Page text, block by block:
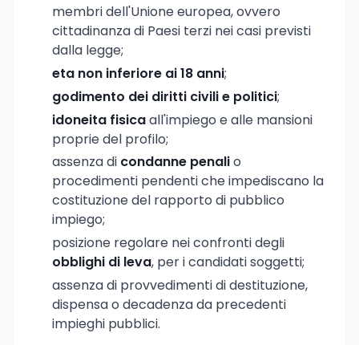
membri dell'Unione europea, ovvero
cittadinanza di Paesi terzi nei casi previsti
dalla legge;
eta non inferiore ai 18 anni;
godimento dei diritti civili e politici;
idoneita fisicaall'impiego e alle mansioni
proprie del profilo;
assenza di condanne penalio
procedimenti pendenti che impediscano la
costituzione del rapporto di pubblico
impiego;
posizione regolare nei confronti degli
obblighi di leva, per i candidati soggetti;
assenza di provvedimenti di destituzione,
dispensa o decadenza da precedenti
impieghi pubblici.